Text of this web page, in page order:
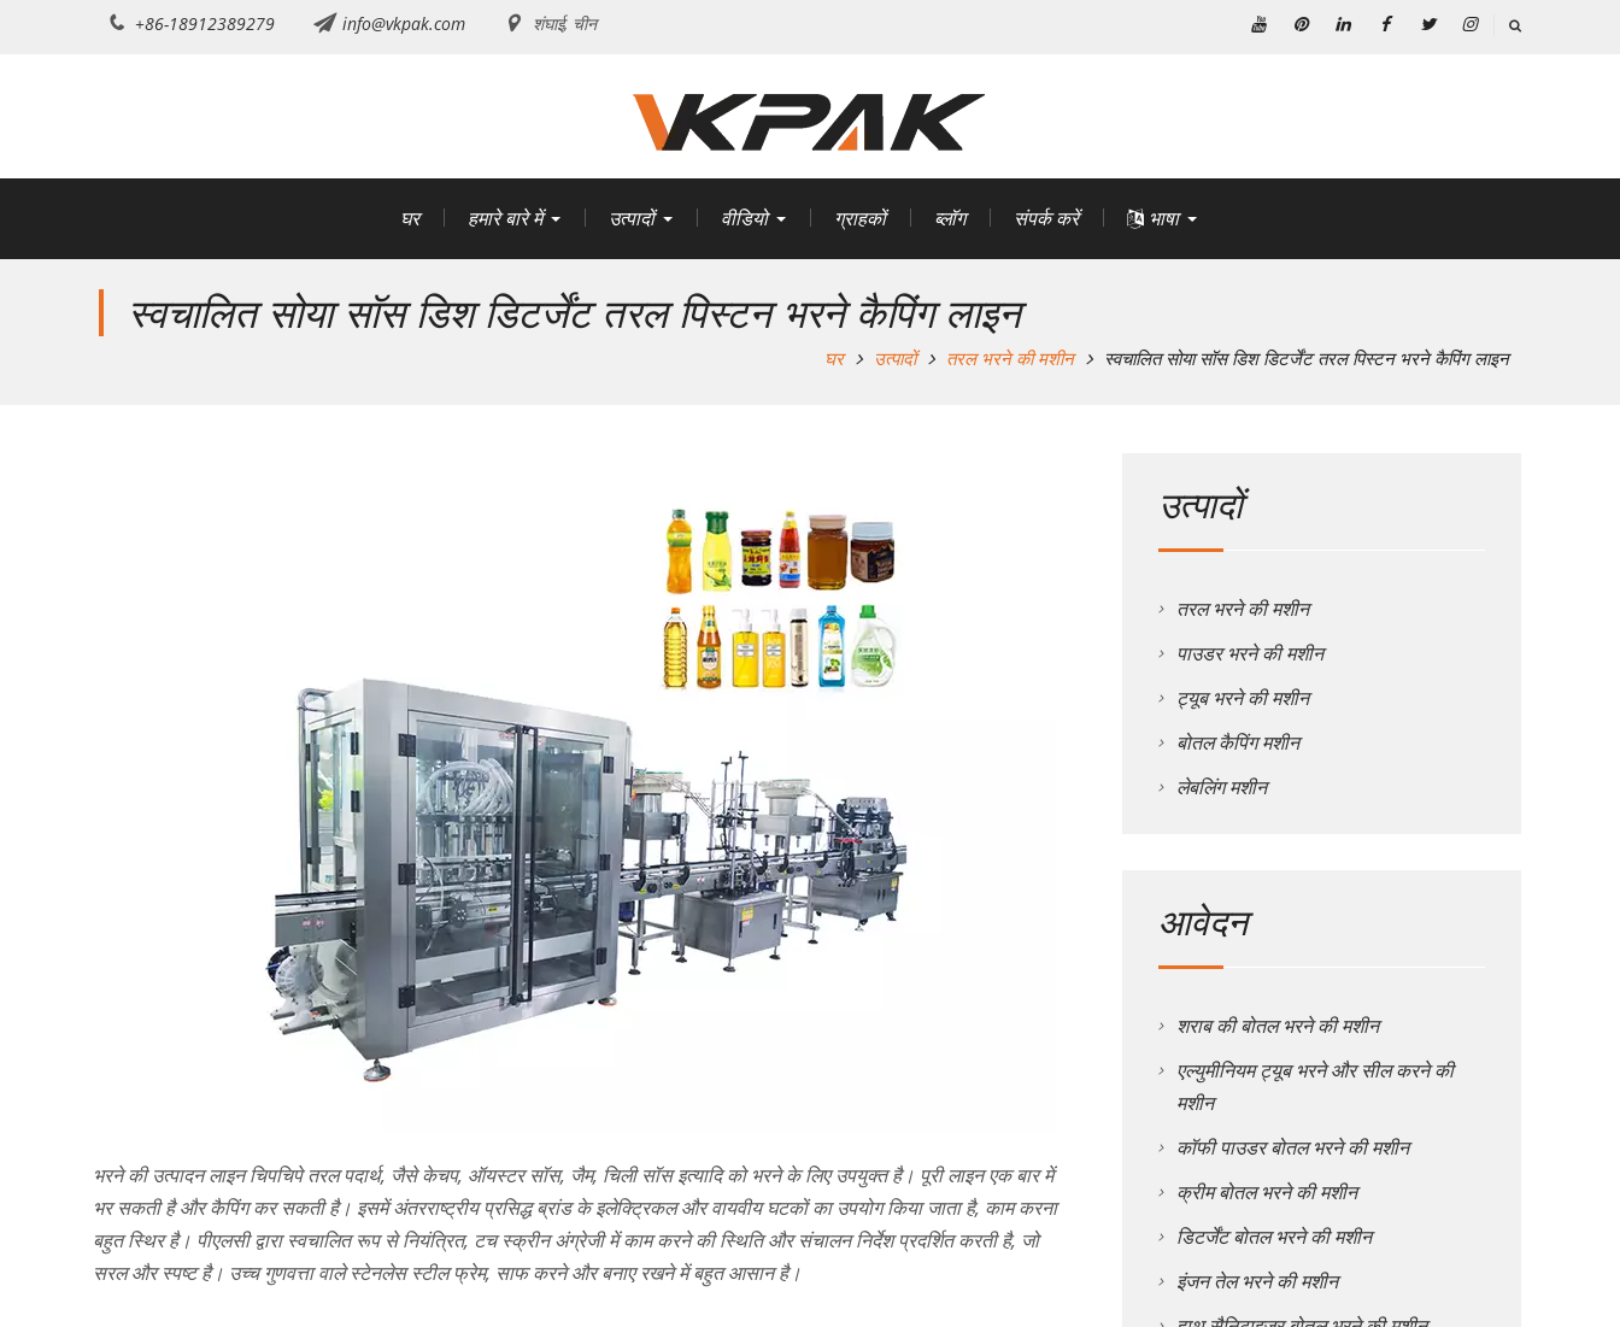
के
+86-18912389279 info@vkpak.com शंघाई, चीन
घर हमारे बारे में उत्पादों वीडियो ग्राहकों ब्लॉग संपर्क करें भाषा
स्वचालित सोया सॉस डिश डिटर्जेंट तरल पिस्टन भरने कैपिंग लाइन
घर उत्पादों तरल भरने की मशीन स्वचालित सोया सॉस डिश डिटर्जेंट तरल पिस्टन भरने कैपिंग लाइन
भरने की उत्पादन लाइन चिपचिपे तरल पदार्थ, जैसे केचप, ऑयस्टर सॉस, जैम, चिली सॉस इत्यादि को भरने के लिए उपयुक्त है। पूरी लाइन एक बार में
भर सकती है और कैपिंग कर सकती है। इसमें अंतरराष्ट्रीय प्रसिद्ध ब्रांड के इलेक्ट्रिकल और वायवीय घटकों का उपयोग किया जाता है, काम करना
बहुत स्थिर है। पीएलसी द्वारा स्वचालित रूप से नियंत्रित, टच स्क्रीन अंग्रेजी में काम करने की स्थिति और संचालन निर्देश प्रदर्शित करती है, जो
सरल और स्पष्ट है। उच्च गुणवत्ता वाले स्टेनलेस स्टील फ्रेम, साफ करने और बनाए रखने में बहुत आसान है।
उत्पादों
तरल भरने की मशीन
पाउडर भरने की मशीन
ट्यूब भरने की मशीन
बोतल कैपिंग मशीन
लेबलिंग मशीन
आवेदन
शराब की बोतल भरने की मशीन
एल्युमीनियम ट्यूब भरने और सील करने की
मशीन
कॉफी पाउडर बोतल भरने की मशीन
क्रीम बोतल भरने की मशीन
डिटर्जेंट बोतल भरने की मशीन
इंजन तेल भरने की मशीन